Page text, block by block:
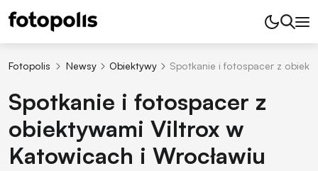
Fotopolis Newsy Obiektywy Spotkanie i fotospacer z
Spotkanie i fotospacer z
obiektywami Viltrox w
Katowicach i Wrocławiu